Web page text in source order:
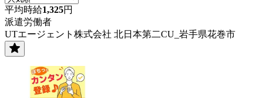
平均時給1,325円
派遣労働者
UTエージェント株式会社 北日本第二CU_岩手県花巻市